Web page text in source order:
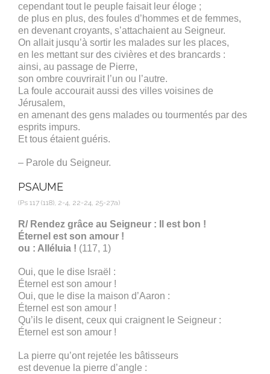
cependant tout le peuple faisait leur éloge ;
de plus en plus, des foules d’hommes et de femmes,
en devenant croyants, s’attachaient au Seigneur.
On allait jusqu’à sortir les malades sur les places,
en les mettant sur des civières et des brancards :
ainsi, au passage de Pierre,
son ombre couvrirait l’un ou l’autre.
La foule accourait aussi des villes voisines de
Jérusalem,
en amenant des gens malades ou tourmentés par des
esprits impurs.
Et tous étaient guéris.
– Parole du Seigneur.
PSAUME
(Ps 117 (118), 2-4, 22-24, 25-27a)
R/ Rendez grâce au Seigneur : Il est bon !
Éternel est son amour !
ou : Alléluia ! (117, 1)
Oui, que le dise Israël :
Éternel est son amour !
Oui, que le dise la maison d’Aaron :
Éternel est son amour !
Qu’ils le disent, ceux qui craignent le Seigneur :
Éternel est son amour !
La pierre qu’ont rejetée les bâtisseurs
est devenue la pierre d’angle :